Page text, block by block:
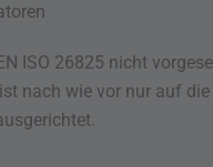
ISO 26825 nicht
nach wie vor nur auf